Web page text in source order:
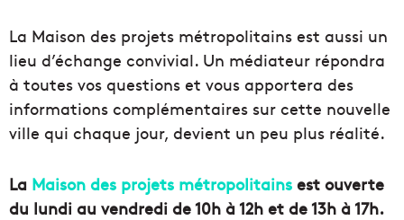
La Maison des projets métropolitains est aussi un
lieu d’échange convivial. Un médiateur répondra
à toutes vos questions et vous apportera des
informations complémentaires sur cette nouvelle
ville qui chaque jour, devient un peu plus réalité.
La Maison des projets métropolitains est ouverte
du lundi au vendredi de 10h à 12h et de 13h à 17h.